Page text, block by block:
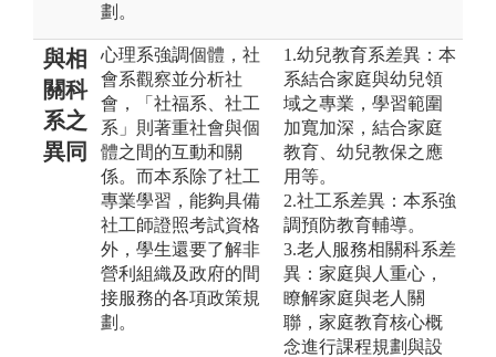
劃。
與相
關科
系之
異同
心理系強調個體，社
會系觀察並分析社
會，「社福系、社工
系」則著重社會與個
體之間的互動和關
係。而本系除了社工
專業學習，能夠具備
社工師證照考試資格
外，學生還要了解非
營利組織及政府的間
接服務的各項政策規
劃。
1.幼兒教育系差異：本
系結合家庭與幼兒領
域之專業，學習範圍
加寬加深，結合家庭
教育、幼兒教保之應
用等。
2.社工系差異：本系強
調預防教育輔導。
3.老人服務相關科系差
異：家庭與人重心，
瞭解家庭與老人關
聯，家庭教育核心概
念進行課程規劃與設